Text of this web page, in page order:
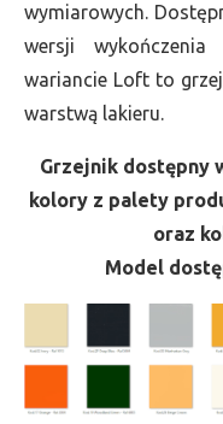
wymiarowych.
wersji
wariancie Loft to
warstwą lakieru.
Grzejnik dostępny
kolory z palety
oraz
Model